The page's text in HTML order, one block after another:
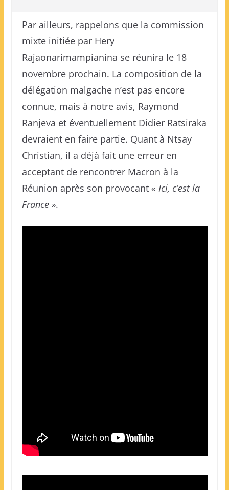
Par ailleurs, rappelons que la commission
mixte initiée par Hery
Rajaonarimampianina se réunira le 18
novembre prochain. La composition de la
délégation malgache n’est pas encore
connue, mais à notre avis, Raymond
Ranjeva et éventuellement Didier Ratsiraka
devraient en faire partie. Quant à Ntsay
Christian, il a déjà fait une erreur en
acceptant de rencontrer Macron à la
Réunion après son provocant « Ici, c’est la
France ».